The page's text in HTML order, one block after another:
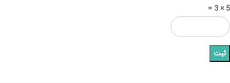
5 × 3 =